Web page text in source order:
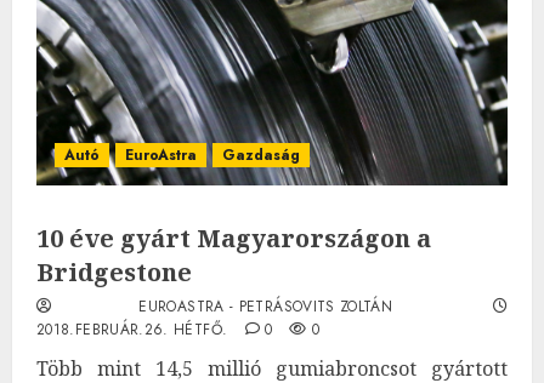
Autó EuroAstra Gazdaság
10 éve gyárt Magyarországon a
Bridgestone
EUROASTRA - PETRÁSOVITS ZOLTÁN
2018.FEBRUÁR.26. HÉTFŐ.
0 0
Több mint 14,5 millió gumiabroncsot gyártott